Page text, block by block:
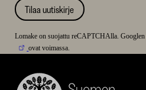
Tilaa uutiskirje
Lomake on suojattu reCAPTCHAlla. Googlen
ovat voimassa.